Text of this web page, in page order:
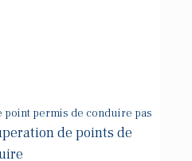
point permis de conduire pas
de points de